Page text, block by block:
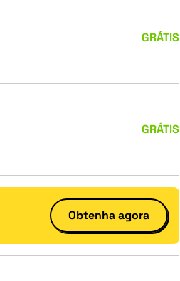
GRÁTIS
GRÁTIS
Obtenha agora